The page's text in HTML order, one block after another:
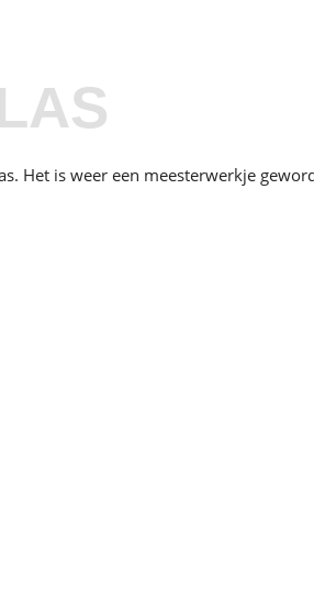
Het is weer een meesterwerkje